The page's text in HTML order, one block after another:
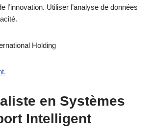
l’innovation. Utiliser l’analyse de données
Holding
en Systèmes
Intelligent